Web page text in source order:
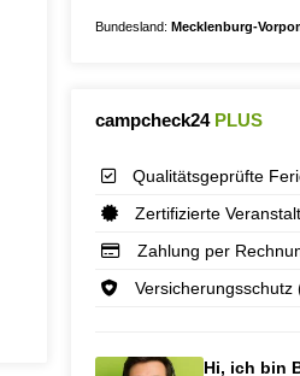
Bundesland: Mecklenburg-
campcheck24 PLUS
Qualitätsgeprüfte
Zertifizierte
Zahlung per
Versicherungsschutz
Hi, ich bin